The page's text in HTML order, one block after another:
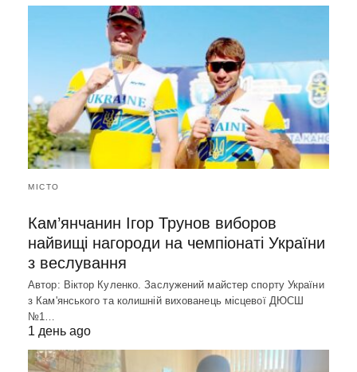
МІСТО
Кам’янчанин Ігор Трунов виборов
найвищі нагороди на чемпіонаті України
з веслування
Автор: Віктор Куленко. Заслужений майстер спорту України
з Кам'янського та колишній вихованець місцевої ДЮСШ
№1…
1 день ago